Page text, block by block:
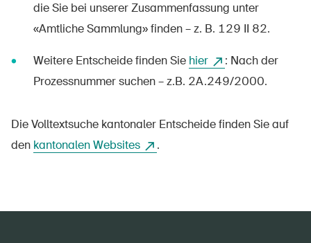
die Sie bei unserer Zusammenfassung unter
«Amtliche Sammlung» finden – z. B. 129 II 82.
Weitere Entscheide finden Sie hier
: Nach der
Prozessnummer suchen – z.B. 2A.249/2000.
Die Volltextsuche kantonaler Entscheide finden Sie auf
den kantonalen Websites .